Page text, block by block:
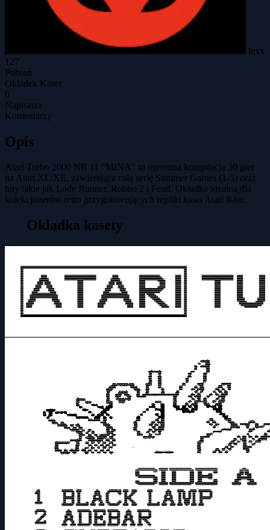
lexx
127
Pobrań
Okładek Kaset
0
Napisano
Komentarzy
Opis
Atari Turbo 2000 NR 11 "MINA" to ogromna kompilacja 30 gier
na Atari XL/XE, zawierająca całą serię Summer Games (1-5) oraz
hity takie jak Lode Runner, Robbo 2 i Feud. Okładka idealna dla
kolekcjonerów retro przygotowujących repliki kaset Atari 8-bit.
Okładka kasety